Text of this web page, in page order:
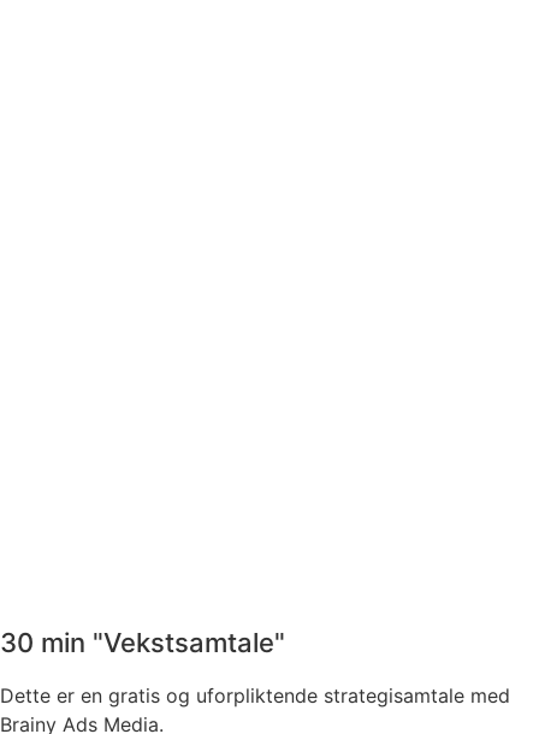
30 min "Vekstsamtale"
Dette er en gratis og uforpliktende strategisamtale med
Brainy Ads Media.